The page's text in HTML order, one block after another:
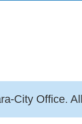
City Office.